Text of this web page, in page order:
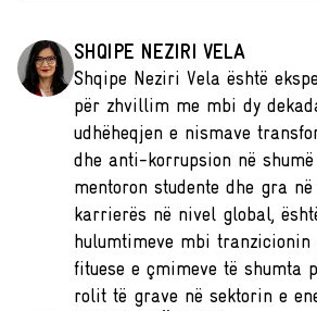
SHQIPE NEZIRI VELA
Shqipe Neziri Vela është
për zhvillim me mbi dy
udhëheqjen e nismave
dhe anti-korrupsion në shumë
mentoron studente dhe gra
karrierës në nivel global,
hulumtimeve mbi tranzicionin
fituese e çmimeve të shumta
rolit të grave në sektorin e